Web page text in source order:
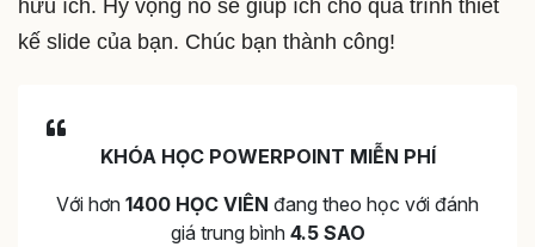
hữu ích. Hy vọng nó sẽ giúp ích cho quá trình thiết
kế slide của bạn. Chúc bạn thành công!
KHÓA HỌC POWERPOINT MIỄN PHÍ
Với hơn 1400 HỌC VIÊN đang theo học với đánh
giá trung bình 4.5 SAO